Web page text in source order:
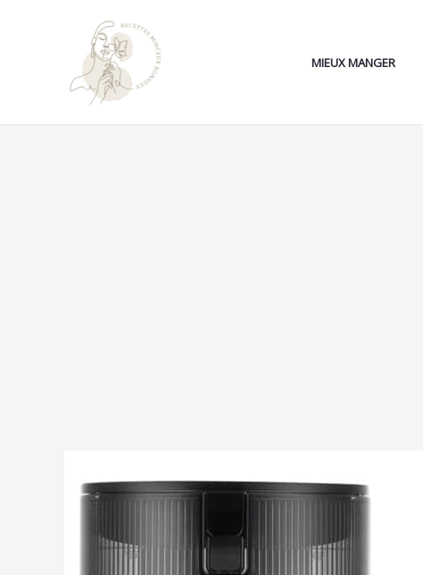
MIEUX MANGER